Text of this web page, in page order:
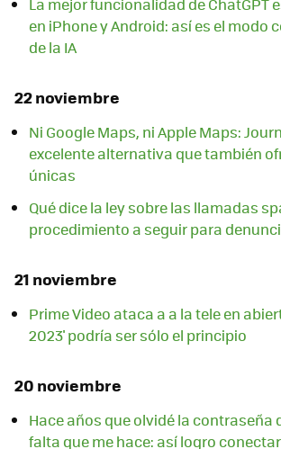
en iPhone y Android: así es el modo
de la IA
22 noviembre
Ni Google Maps, ni Apple Maps:
excelente alternativa que también
únicas
Qué dice la ley sobre las llamadas
procedimiento a seguir para
21 noviembre
Prime Video ataca a a la tele en
2023' podría ser sólo el principio
20 noviembre
Hace años que olvidé la contraseña
falta que me hace: así logro